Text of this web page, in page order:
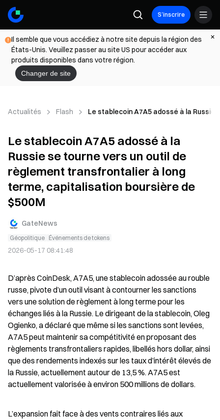
S’inscrire
Il semble que vous accédiez à notre site depuis la région des
États-Unis. Veuillez passer au site US pour accéder aux
produits disponibles dans votre région.
Changer de site
Actualités Flash Le stablecoin A7A5 adossé à la
Le stablecoin A7A5 adossé à la
Russie se tourne vers un outil de
règlement transfrontalier à long
terme, capitalisation boursière de
$500M
GateNews
Géopolitique Événements de tokens
2026-05-17 08:41:48
D’après CoinDesk, A7A5, une stablecoin adossée au rouble
russe, pivote d’un outil visant à contourner les sanctions
vers une solution de règlement à long terme pour les
échanges liés à la Russie. Le dirigeant de la stablecoin, Oleg
Ogienko, a déclaré que même si les sanctions sont levées,
A7A5 peut maintenir sa compétitivité en proposant des
règlements transfrontaliers rapides, libellés hors dollar, ainsi
que des rendements indexés sur les taux d’intérêt élevés de
la Russie, actuellement autour de 13,5 %. A7A5 est
actuellement valorisée à environ 500 millions de dollars.
L’expansion fait face à des vents contraires liés aux